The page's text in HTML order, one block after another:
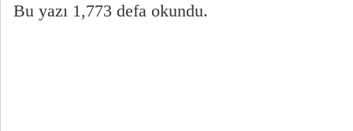
Bu yazı 1,773 defa okundu.